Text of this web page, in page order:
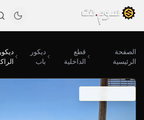
الصفحة
الرئيسية
قطع
الداخلية
ديكور
باب